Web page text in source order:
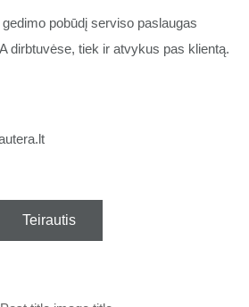
pobūdį serviso paslaugas
dirbtuvėse, tiek ir atvykus pas klientą.
Teirautis